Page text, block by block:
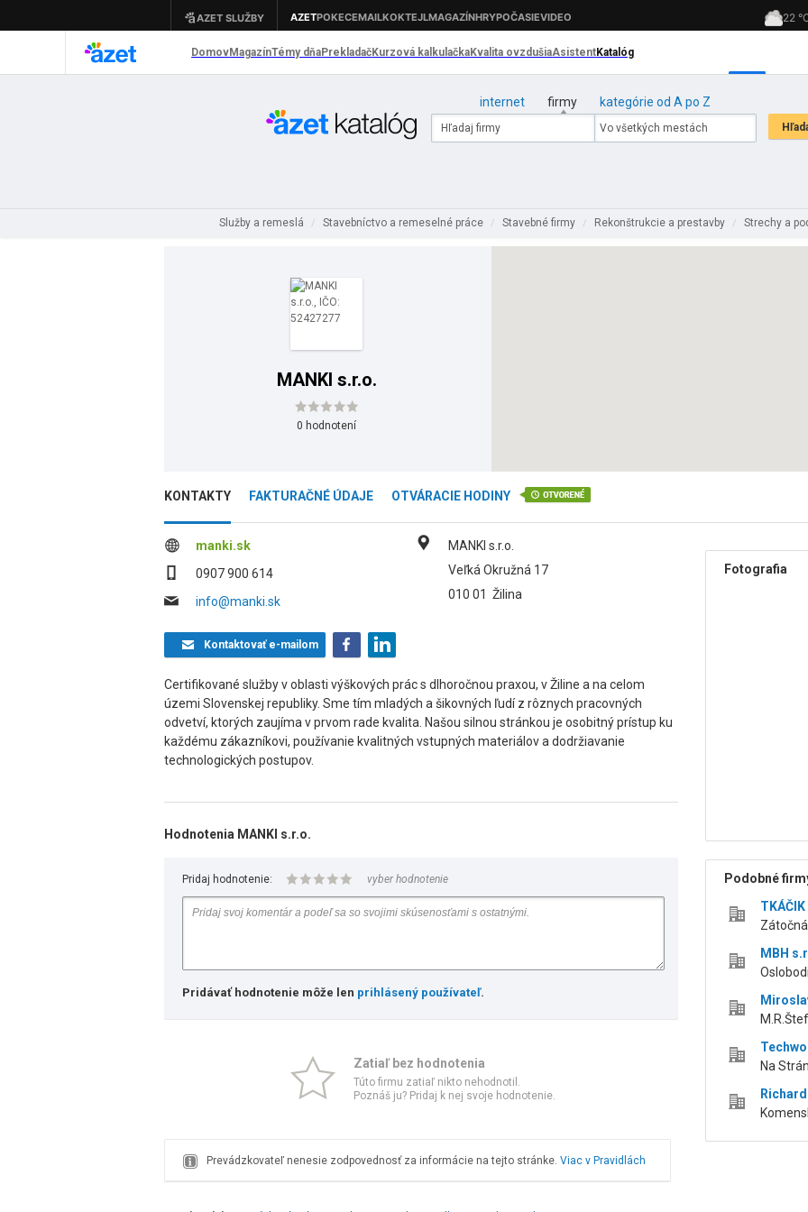
internet firmy kategórie od A po Z
Služby a remeslá / Stavebníctvo a remeselné práce / Stavebné firmy / Rekonštrukcie a prestavby / Strechy a
MANKI s.r.o.
0 hodnotení
KONTAKTY FAKTURAČNÉ ÚDAJE OTVÁRACIE HODINY
manki.sk
0907 900 614
info@manki.sk
MANKI s.r.o.
Veľká Okružná 17
010 01 Žilina
Kontaktovaťe-mailom
Certifikované služby v oblasti výškových prác s dlhoročnou praxou, v Žiline a na celom
územi Slovenskej republiky. Sme tím mladých a šikovných ľudí z rôznych pracovných
odvetví, ktorých zaujíma v prvom rade kvalita. Našou silnou stránkou je osobitný prístup ku
každému zákazníkovi, používanie kvalitných vstupných materiálov a dodržiavanie
technologických postupov.
Hodnotenia MANKI s.r.o.
Pridaj hodnotenie: vyber hodnotenie
Pridávať hodnotenie môže len prihlásený používateľ.
Zatiaľ bez hodnotenia
Túto firmu zatiaľ nikto nehodnotil.
Poznáš ju? Pridaj k nej svoje hodnotenie.
Prevádzkovateľ nenesie zodpovednosť za informácie na tejto stránke. Viac v Pravidlách
Fotografia
Podobné
TKÁČIK
MBH
Na